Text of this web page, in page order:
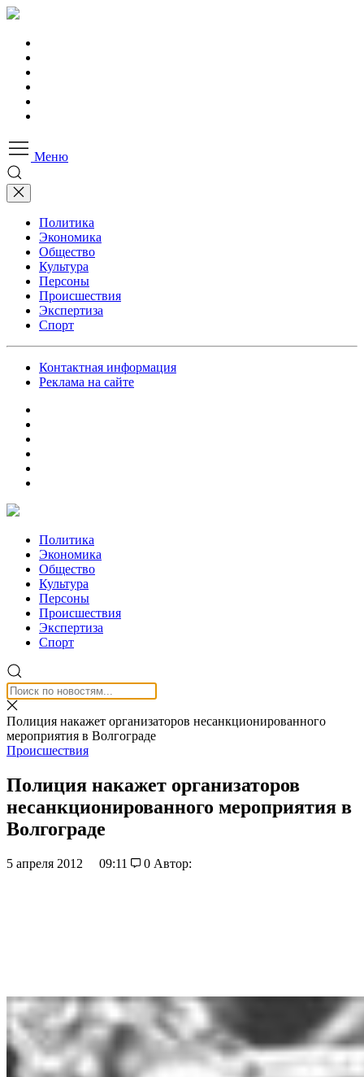
Меню
Политика
Экономика
Общество
Культура
Персоны
Происшествия
Экспертиза
Спорт
Контактная информация
Реклама на сайте
Политика
Экономика
Общество
Культура
Персоны
Происшествия
Экспертиза
Спорт
Полиция накажет организаторов несанкционированного
мероприятия в Волгограде
Происшествия
Полиция накажет организаторов
несанкционированного мероприятия в
Волгограде
5 апреля 2012 09:11 0 Автор: